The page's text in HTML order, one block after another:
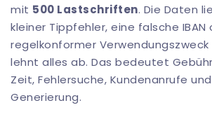
mit 500 Lastschriften. Die Daten
kleiner Tippfehler, eine falsche
regelkonformer Verwendungszweck
lehnt alles ab. Das bedeutet
Zeit, Fehlersuche, Kundenanrufe
Generierung.